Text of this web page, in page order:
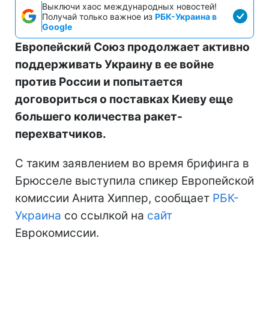
Выключи хаос международных новостей!
Получай только важное из РБК-Украина в
Google
Европейский Союз продолжает активно
поддерживать Украину в ее войне
против России и попытается
договориться о поставках Киеву еще
большего количества ракет-
перехватчиков.
С таким заявлением во время брифинга в
Брюсселе выступила спикер Европейской
комиссии Анита Хиппер, сообщает РБК-
Украина со ссылкой на сайт
Еврокомиссии.